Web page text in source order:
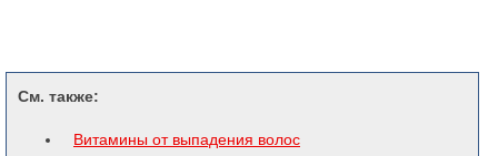
См. также:
Витамины от выпадения волос